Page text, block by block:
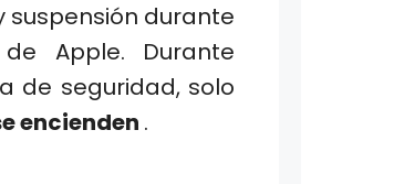
suspensión durante
Apple. Durante
de seguridad, solo
encienden .